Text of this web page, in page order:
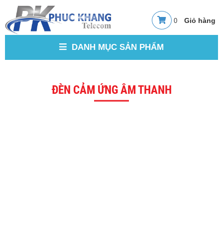
0
DANH MỤC SẢN PHẨM
ĐÈN CẢM ỨNG ÂM THANH